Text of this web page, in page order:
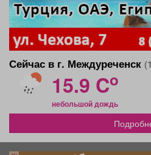
Сейчас в г. Междуреченск
15.9 Co
небольшой дождь